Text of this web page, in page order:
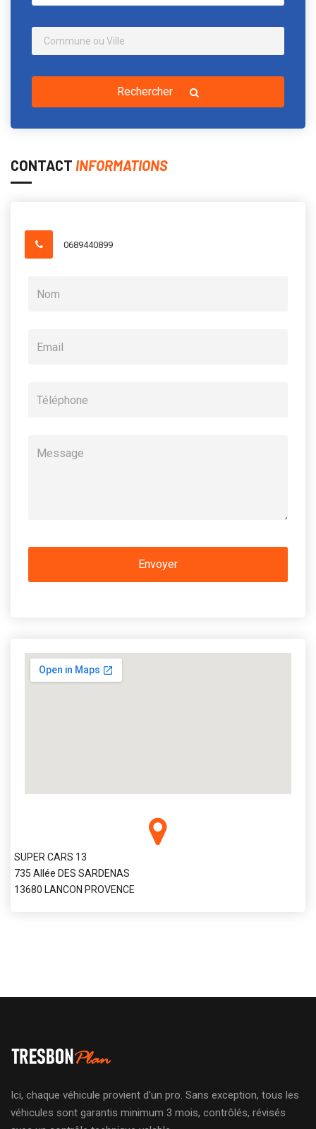
Rechercher
CONTACT INFORMATIONS
0689440899
SUPER CARS 13
735 Allée DES SARDENAS
13680 LANCON PROVENCE
Ici, chaque véhicule provient d’un pro. Sans exception, tous les
véhicules sont garantis minimum 3 mois, contrôlés, révisés